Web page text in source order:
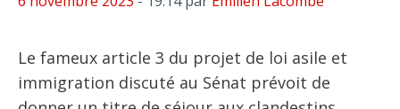
Le fameux article 3 du projet de loi asile et
immigration discuté au Sénat prévoit de